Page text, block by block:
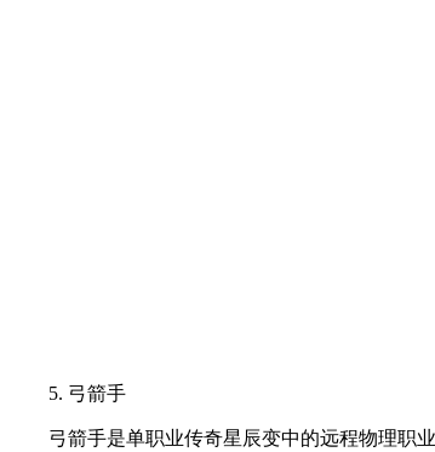
5. 弓箭手
弓箭手是单职业传奇星辰变中的远程物理职业